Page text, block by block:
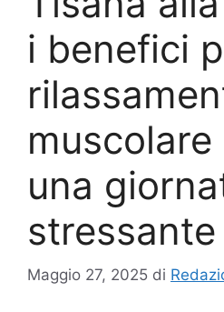
i benefici
una
stressante
Maggio 27, 2025 di